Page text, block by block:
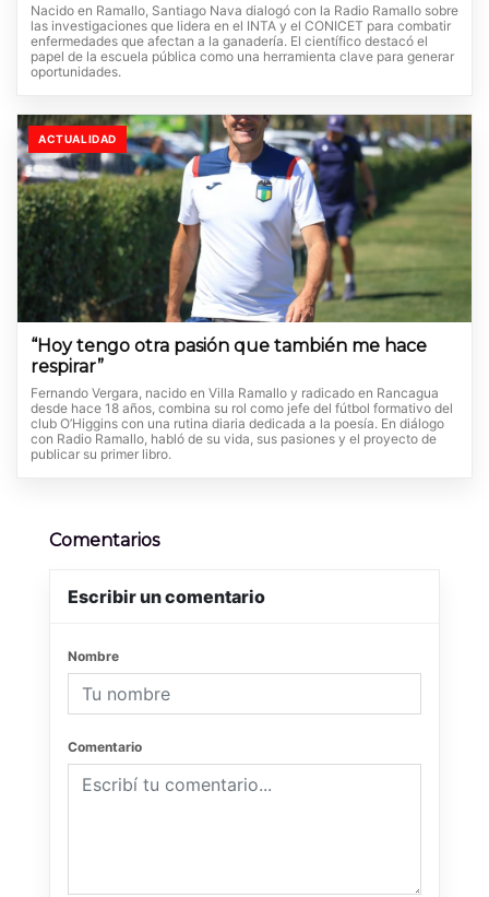
Nacido en Ramallo, Santiago Nava dialogó con la Radio Ramallo sobre
las investigaciones que lidera en el INTA y el CONICET para combatir
enfermedades que afectan a la ganadería. El científico destacó el
papel de la escuela pública como una herramienta clave para generar
oportunidades.
ACTUALIDAD
“Hoy tengo otra pasión que también me hace
respirar”
Fernando Vergara, nacido en Villa Ramallo y radicado en Rancagua
desde hace 18 años, combina su rol como jefe del fútbol formativo del
club O’Higgins con una rutina diaria dedicada a la poesía. En diálogo
con Radio Ramallo, habló de su vida, sus pasiones y el proyecto de
publicar su primer libro.
Comentarios
Escribir un comentario
Nombre
Comentario